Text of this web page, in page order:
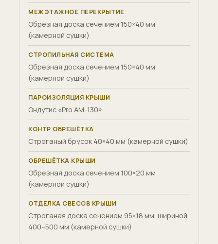
МЕЖЭТАЖНОЕ ПЕРЕКРЫТИЕ
Обрезная доска сечением 150×40 мм
(камерной сушки)
СТРОПИЛЬНАЯ СИСТЕМА
Обрезная доска сечением 150×40 мм
(камерной сушки)
ПАРОИЗОЛЯЦИЯ КРЫШИ
Ондутис «Pro AM-130»
КОНТР ОБРЕШЁТКА
Строганый брусок 40×40 мм (камерной сушки)
ОБРЕШЁТКА КРЫШИ
Обрезная доска сечением 100×20 мм
(камерной сушки)
ОТДЕЛКА СВЕСОВ КРЫШИ
Строганая доска сечением 95×18 мм, шириной
400–500 мм (камерной сушки)